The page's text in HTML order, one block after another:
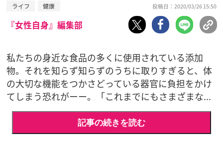
ライフ 健康 投稿日：2020/03/26 15:50
『女性自身』編集部
私たちの身近な食品の多くに使用されている添加
物。それを知らず知らずのうちに取りすぎると、体
の大切な機能をつかさどっている器官に負担をかけ
てしまう恐れがーー。「これまでにもさまざまな...
記事の続きを読む